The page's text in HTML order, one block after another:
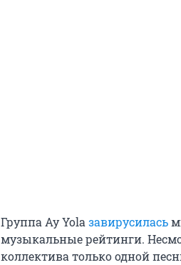
Группа Ay Yola завирусилась
музыкальные рейтинги.
коллектива только одной